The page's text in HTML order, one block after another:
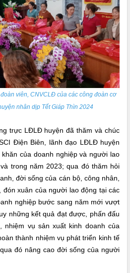
viên, CNVCLĐ của các công đoàn cơ
nhân dịp Tết Giáp Thìn 2024
LĐLĐ huyện đã thăm và chúc
Điện Biên, lãnh đạo LĐLĐ huyện
của doanh nghiệp và người lao
trong năm 2023; qua đó thăm hỏi
đời sống của cán bộ, công nhân,
đón xuân của người lao động tại các
nghiệp bước sang năm mới vượt
những kết quả đạt được, phấn đấu
nhiệm vụ sản xuất kinh doanh của
thành nhiệm vụ phát triển kinh tế
đó nâng cao đời sống của người